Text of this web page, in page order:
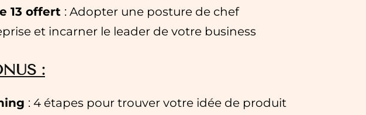
13 offert : Adopter une posture de chef
et incarner le leader de votre business
:
: 4 étapes pour trouver votre idée de produit